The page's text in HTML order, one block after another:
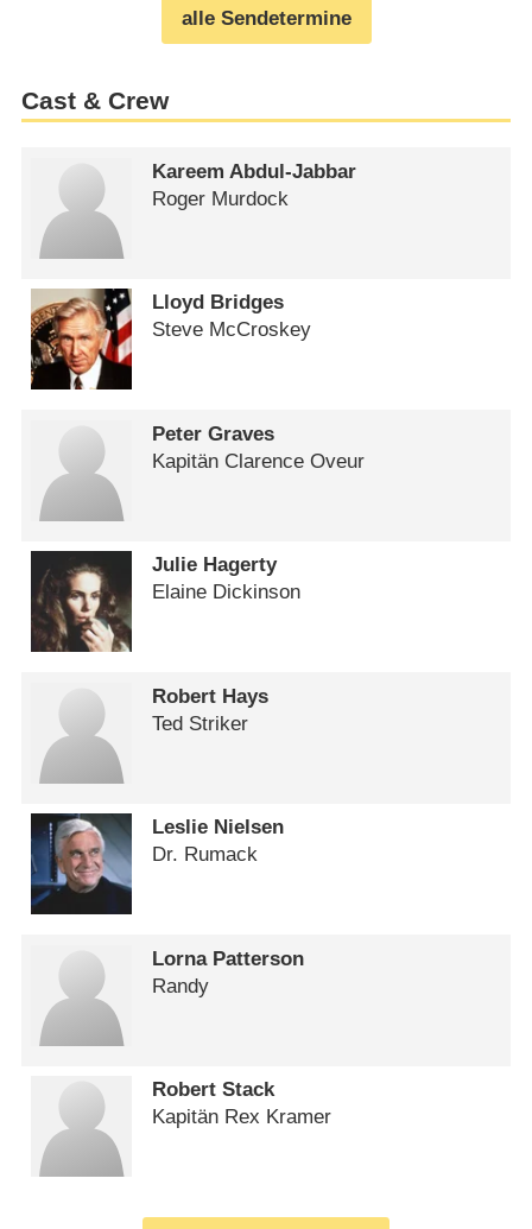
alle Sendetermine
Cast & Crew
Kareem Abdul-Jabbar
Roger Murdock
Lloyd Bridges
Steve McCroskey
Peter Graves
Kapitän Clarence Oveur
Julie Hagerty
Elaine Dickinson
Robert Hays
Ted Striker
Leslie Nielsen
Dr. Rumack
Lorna Patterson
Randy
Robert Stack
Kapitän Rex Kramer